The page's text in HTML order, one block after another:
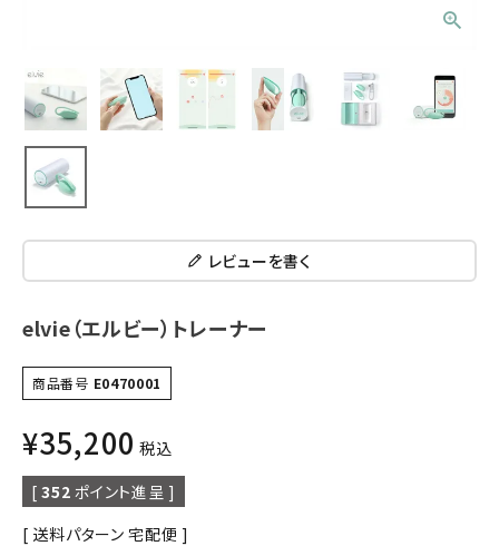
レビューを書く
elvie（エルビー）トレーナー
商品番号 E0470001
¥35,200 税込
[ 352 ポイント進呈 ]
送料パターン 宅配便